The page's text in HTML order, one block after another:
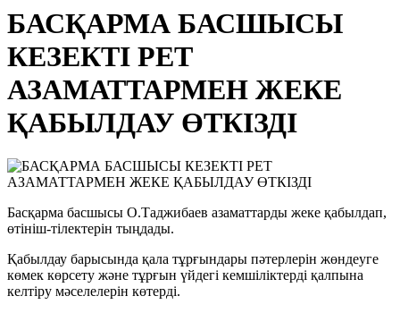
БАСҚАРМА БАСШЫСЫ
КЕЗЕКТІ РЕТ
АЗАМАТТАРМЕН ЖЕКЕ
ҚАБЫЛДАУ ӨТКІЗДІ
Басқарма басшысы О.Таджибаев азаматтарды жеке қабылдап,
өтініш-тілектерін тыңдады.
Қабылдау барысында қала тұрғындары пәтерлерін жөндеуге
көмек көрсету және тұрғын үйдегі кемшіліктерді қалпына
келтіру мәселелерін көтерді.